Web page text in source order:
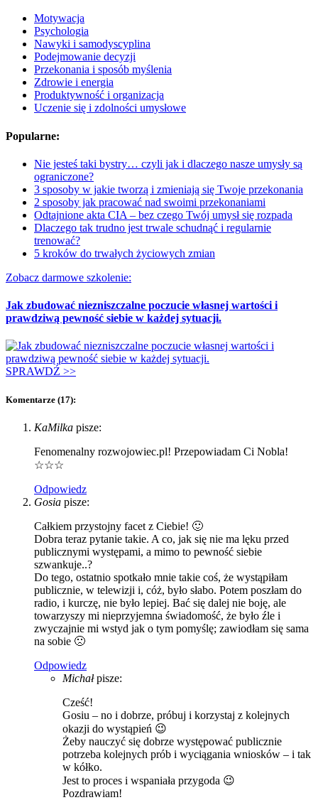
Motywacja
Psychologia
Nawyki i samodyscyplina
Podejmowanie decyzji
Przekonania i sposób myślenia
Zdrowie i energia
Produktywność i organizacja
Uczenie się i zdolności umysłowe
Popularne:
Nie jesteś taki bystry… czyli jak i dlaczego nasze umysły są
ograniczone?
​​​​3 sposoby w jakie tworzą i zmieniają się Twoje przekonania
2 sposoby jak pracować nad swoimi przekonaniami
Odtajnione akta CIA – bez czego Twój umysł się rozpada
Dlaczego tak trudno jest trwale schudnąć i regularnie
trenować?
5 kroków do trwałych życiowych zmian
Zobacz darmowe szkolenie:
Jak zbudować niezniszczalne poczucie własnej wartości i
prawdziwą pewność siebie w każdej sytuacji.
SPRAWDŹ >>
Komentarze (17):
KaMilka pisze:
Fenomenalny rozwojowiec.pl! Przepowiadam Ci Nobla!
☆☆☆
Odpowiedz
Gosia pisze:
Całkiem przystojny facet z Ciebie! 🙂
Dobra teraz pytanie takie. A co, jak się nie ma lęku przed
publicznymi występami, a mimo to pewność siebie
szwankuje..?
Do tego, ostatnio spotkało mnie takie coś, że wystąpiłam
publicznie, w telewizji i, cóż, było słabo. Potem poszłam do
radio, i kurczę, nie było lepiej. Bać się dalej nie boję, ale
towarzyszy mi nieprzyjemna świadomość, że było źle i
zwyczajnie mi wstyd jak o tym pomyślę; zawiodłam się sama
na sobie 🙁
Odpowiedz
Michał pisze:
Cześć!
Gosiu – no i dobrze, próbuj i korzystaj z kolejnych
okazji do wystąpień 😉
Żeby nauczyć się dobrze występować publicznie
potrzeba kolejnych prób i wyciągania wniosków – i tak
w kółko.
Jest to proces i wspaniała przygoda 😉
Pozdrawiam!